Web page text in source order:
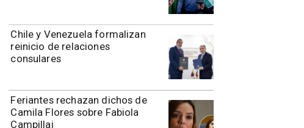
Chile y Venezuela formalizan
reinicio de relaciones
consulares
Feriantes rechazan dichos de
Camila Flores sobre Fabiola
Campillai